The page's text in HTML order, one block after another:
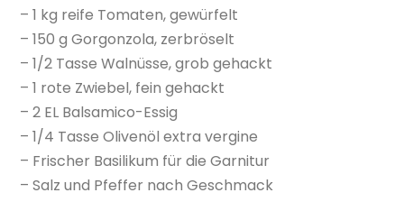
– 1 kg reife Tomaten, gewürfelt
– 150 g Gorgonzola, zerbröselt
– 1/2 Tasse Walnüsse, grob gehackt
– 1 rote Zwiebel, fein gehackt
– 2 EL Balsamico-Essig
– 1/4 Tasse Olivenöl extra vergine
– Frischer Basilikum für die Garnitur
– Salz und Pfeffer nach Geschmack